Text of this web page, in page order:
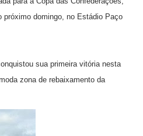
domingo, no Estádio Paço
sua primeira vitória nesta
zona de rebaixamento da